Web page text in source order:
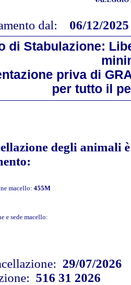
dal:
06/12/2025
di Stabulazione:
priva di
per tutto il
degli animali
macello: 455M
e sede macello:
29/07/2026
516 31 2026